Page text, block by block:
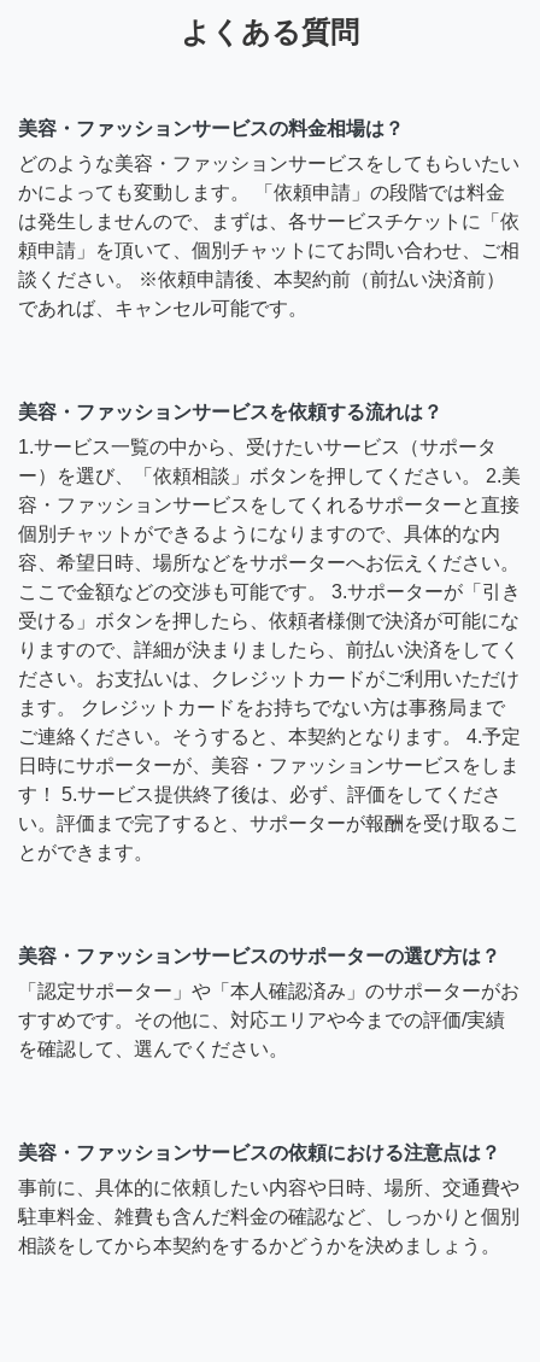
よくある質問
美容・ファッションサービスの料金相場は？
どのような美容・ファッションサービスをしてもらいたい
かによっても変動します。 「依頼申請」の段階では料金
は発生しませんので、まずは、各サービスチケットに「依
頼申請」を頂いて、個別チャットにてお問い合わせ、ご相
談ください。 ※依頼申請後、本契約前（前払い決済前）
であれば、キャンセル可能です。
美容・ファッションサービスを依頼する流れは？
1.サービス一覧の中から、受けたいサービス（サポータ
ー）を選び、「依頼相談」ボタンを押してください。 2.美
容・ファッションサービスをしてくれるサポーターと直接
個別チャットができるようになりますので、具体的な内
容、希望日時、場所などをサポーターへお伝えください。
ここで金額などの交渉も可能です。 3.サポーターが「引き
受ける」ボタンを押したら、依頼者様側で決済が可能にな
りますので、詳細が決まりましたら、前払い決済をしてく
ださい。お支払いは、クレジットカードがご利用いただけ
ます。 クレジットカードをお持ちでない方は事務局まで
ご連絡ください。そうすると、本契約となります。 4.予定
日時にサポーターが、美容・ファッションサービスをしま
す！ 5.サービス提供終了後は、必ず、評価をしてくださ
い。評価まで完了すると、サポーターが報酬を受け取るこ
とができます。
美容・ファッションサービスのサポーターの選び方は？
「認定サポーター」や「本人確認済み」のサポーターがお
すすめです。その他に、対応エリアや今までの評価/実績
を確認して、選んでください。
美容・ファッションサービスの依頼における注意点は？
事前に、具体的に依頼したい内容や日時、場所、交通費や
駐車料金、雑費も含んだ料金の確認など、しっかりと個別
相談をしてから本契約をするかどうかを決めましょう。